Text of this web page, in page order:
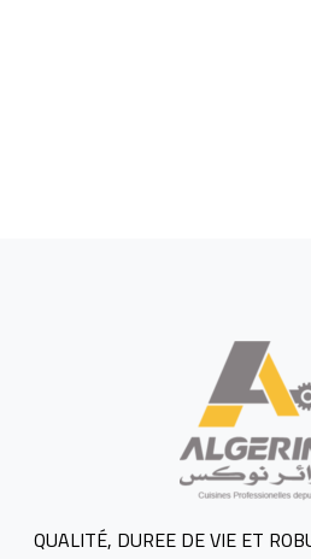
QUALITÉ, DUREE DE VIE ET